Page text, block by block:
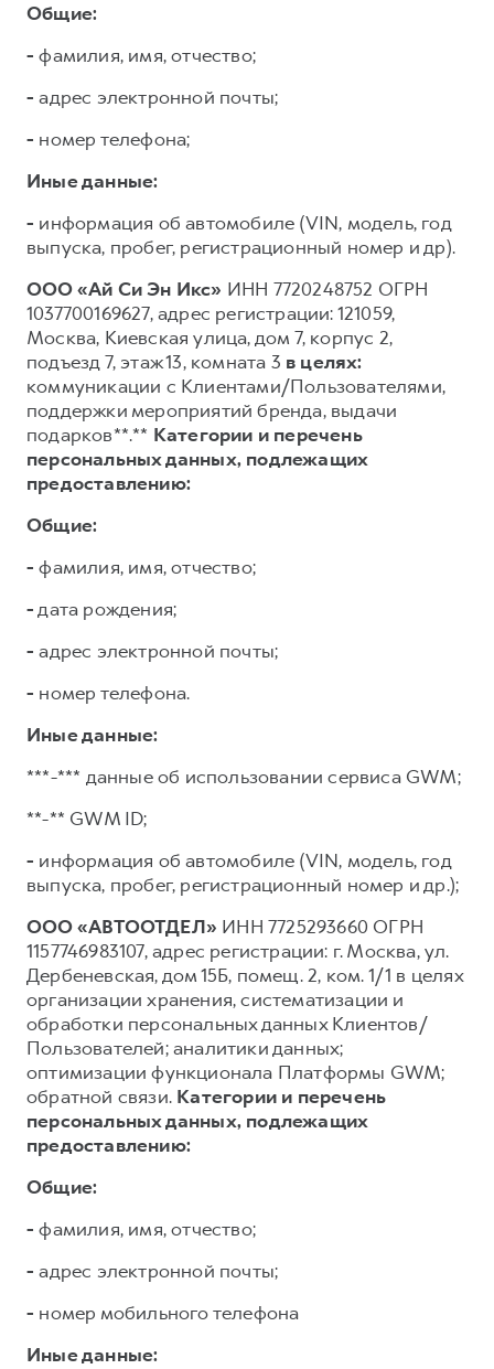
Общие:
- фамилия, имя, отчество;
- адрес электронной почты;
- номер телефона;
Иные данные:
- информация об автомобиле (VIN, модель, год
выпуска, пробег, регистрационный номер и др).
ООО «Ай Си Эн Икс» ИНН 7720248752 ОГРН
1037700169627, адрес регистрации: 121059,
Москва, Киевская улица, дом 7, корпус 2,
подъезд 7, этаж 13, комната 3 в целях:
коммуникации с Клиентами/Пользователями,
поддержки мероприятий бренда, выдачи
подарков**.** Категории и перечень
персональных данных, подлежащих
предоставлению:
Общие:
- фамилия, имя, отчество;
-дата рождения;
- адрес электронной почты;
- номер телефона.
Иные данные:
***-*** данные об использовании сервиса GWM;
**-** GWM ID;
- информация об автомобиле (VIN, модель, год
выпуска, пробег, регистрационный номер и др.);
ООО «АВТООТДЕЛ» ИНН 7725293660 ОГРН
1157746983107, адрес регистрации: г. Москва, ул.
Дербеневская, дом 15Б, помещ. 2, ком. 1/1 в целях
организации хранения, систематизации и
обработки персональных данных Клиентов/
Пользователей; аналитики данных;
оптимизации функционала Платформы GWM;
обратной связи. Категории и перечень
персональных данных, подлежащих
предоставлению:
Общие:
- фамилия, имя, отчество;
- адрес электронной почты;
- номер мобильного телефона
Иные данные: